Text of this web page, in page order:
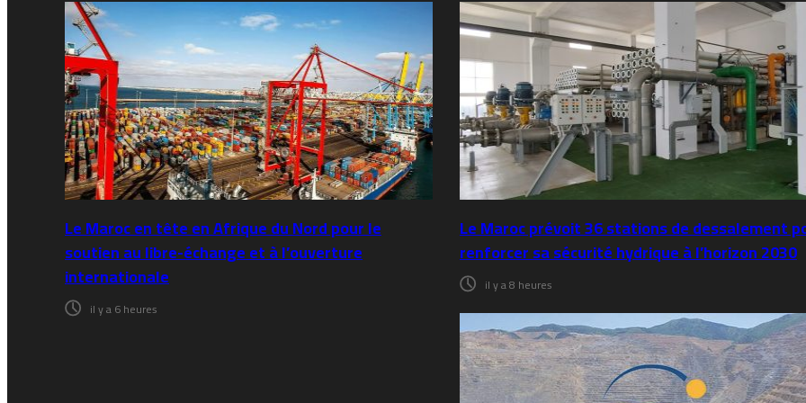
Le Maroc en tête en Afrique du Nord pour le
soutien au libre-échange et à l’ouverture
internationale
il y a 6 heures
Le Maroc prévoit 36 stations de dessalement
renforcer sa sécurité hydrique à l’horizon 2030
il y a 8 heures